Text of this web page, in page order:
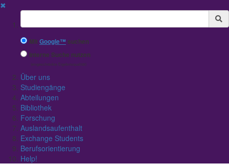
✖
Suchbegriff
MitGoogle™ suchen
Interne Suche nutzen
(eingeschränkte Ergebnisqualität)
Über uns
Studiengänge
Abteilungen
Bibliothek
Forschung
Auslandsaufenthalt
Exchange Students
Berufsorientierung
Help!